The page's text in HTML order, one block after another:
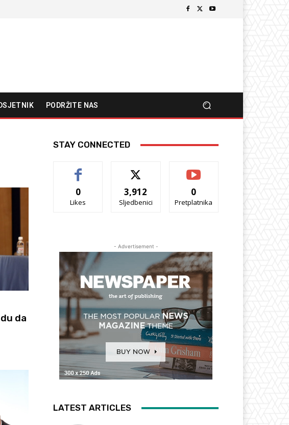
PODRŽITE NAS
da
STAY CONNECTED
0
Likes
3,912
Sljedbenici
0
Pretplatnika
- Advertisement -
LATEST ARTICLES